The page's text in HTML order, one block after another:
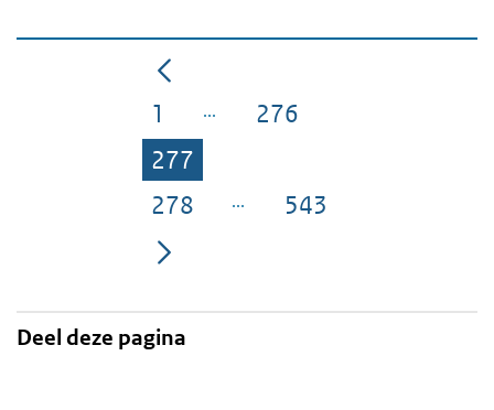
Pagina
1 Pagina
276
Pagina
277
Pagina
278 Pagina
543
Deel deze pagina